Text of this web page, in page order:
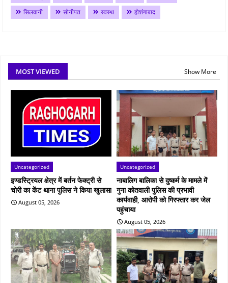
सिलवानी
सोनीपत स्वस्थ होशंगाबाद
MOST VIEWED Show More
Uncategorized
इण्डस्ट्रियल क्षेत्र में बर्तन फेक्ट्री से
चोरी का केंट थाना पुलिस ने किया खुलासा
August 05, 2026
Uncategorized
नाबालिग बालिका से दुष्कर्म के मामले में
गुना कोतवाली पुलिस की प्रभावी
कार्यवाही, आरोपी को गिरफ्तार कर जेल
पहुंचाया
August 05, 2026